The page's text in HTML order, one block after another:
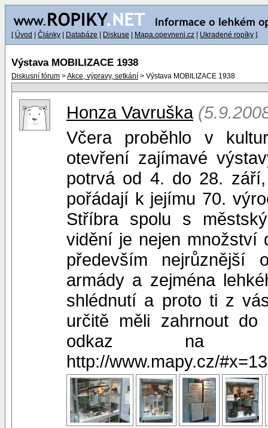
[ Úvod Články Databáze Diskuse Mapa.opevneni.cz Ukradené ropíky ]
Výstava MOBILIZACE 1938
Diskusní fórum >Akce, výpravy, setkání > Výstava MOBILIZACE 1938
Honza Vavruška
Včera proběhlo v
otevření zajímavé
potrvá od 4. do 28.
pořádají k jejímu 70.
Stříbra spolu s
vidění je nejen množství
především nejrůznější
armády a zejména
shlédnutí a proto ti z
určitě měli zahrnout
odkaz na
http://www.mapy.cz/